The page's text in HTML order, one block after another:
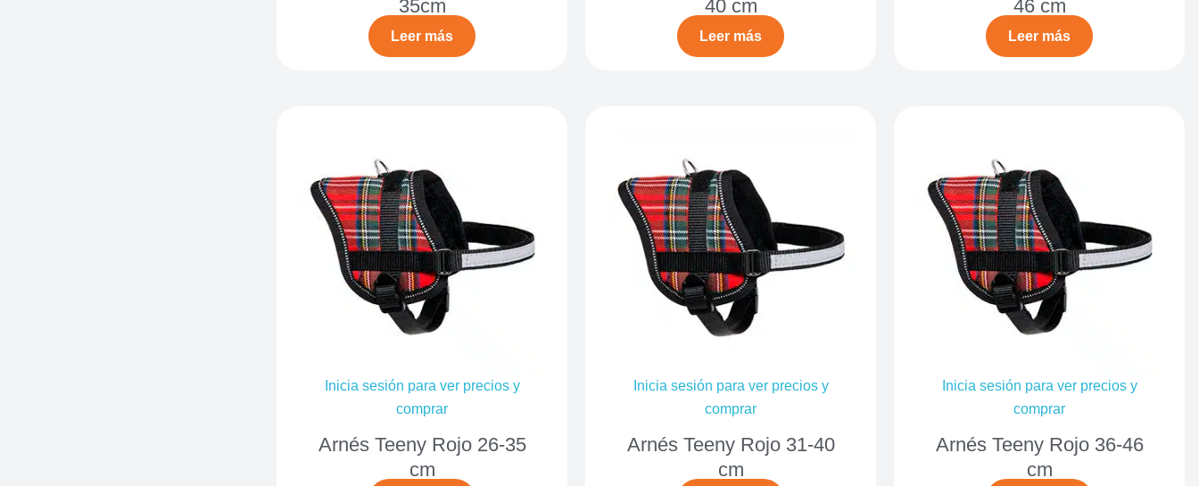
35cm
Leer más
40 cm
Leer más
46 cm
Leer más
Inicia sesión para ver precios y
comprar
Arnés Teeny Rojo 26-35
cm
Inicia sesión para ver precios y
comprar
Arnés Teeny Rojo 31-40
cm
Inicia sesión para ver precios y
comprar
Arnés Teeny Rojo 36-46
cm